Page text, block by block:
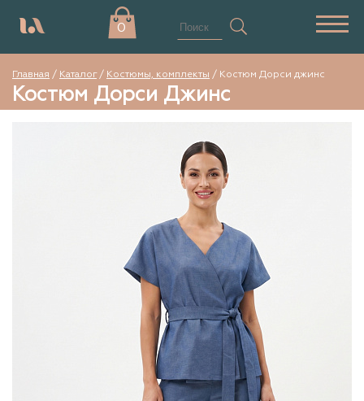
0
Главная / Каталог/ Костюмы, комплекты / Костюм Дорси джинс
Костюм Дорси Джинс